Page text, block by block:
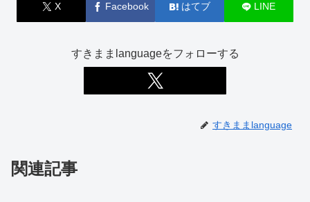
X Facebook はてブ LINE
すきままlanguageをフォローする
すきままlanguage
関連記事